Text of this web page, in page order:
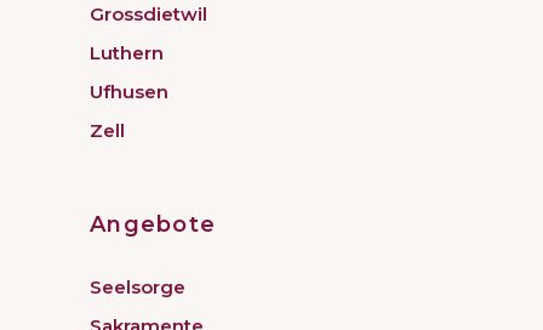
Grossdietwil
Luthern
Ufhusen
Zell
Angebote
Seelsorge
Sakramente